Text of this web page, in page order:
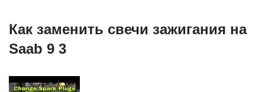
Как заменить свечи зажигания на
Saab 9 3